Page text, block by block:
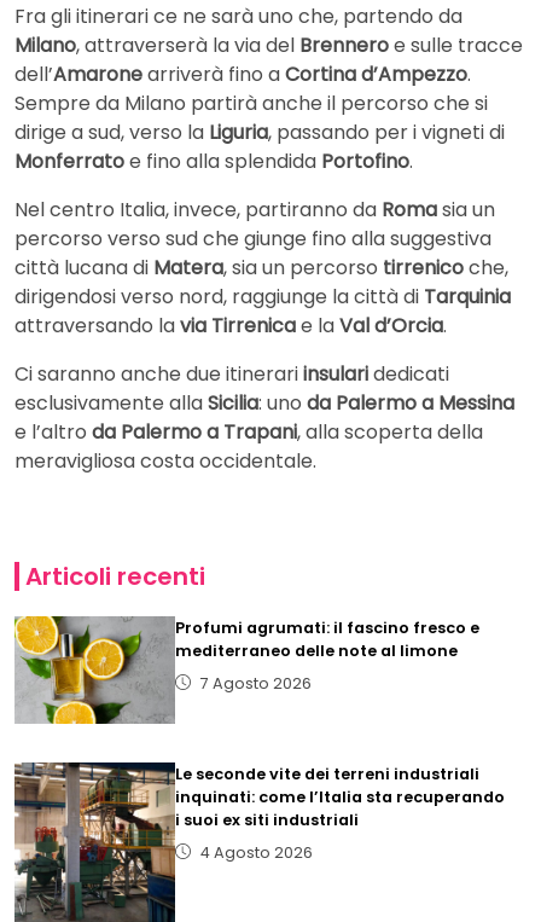
Fra gli itinerari ce ne sarà uno che, partendo da
Milano, attraverserà la via del Brenneroe sulle tracce
dell’Amaronearriverà fino aCortina d’Ampezzo.
Sempre da Milano partirà anche il percorso che si
dirige a sud, verso la Liguria, passando per i vigneti di
Monferratoe fino alla splendida Portofino.
Nel centro Italia, invece, partiranno da Romasia un
percorso verso sud che giunge fino alla suggestiva
città lucana di Matera, sia un percorso tirrenicoche,
dirigendosi verso nord, raggiunge la città di Tarquinia
attraversando lavia Tirrenicae laVal d’Orcia.
Ci saranno anche due itinerariinsularidedicati
esclusivamente allaSicilia: uno da Palermo a Messina
e l’altro da Palermo a Trapani, alla scoperta della
meravigliosa costa occidentale.
Articoli recenti
Profumi agrumati: il fascino fresco e
mediterraneo delle note al limone
7 Agosto 2026
Le seconde vite dei terreni industriali
inquinati: come l’Italia sta recuperando
i suoi ex siti industriali
4 Agosto 2026